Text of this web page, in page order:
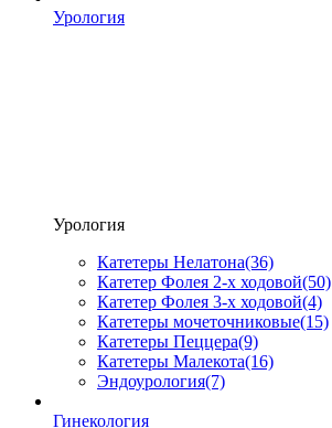
Урология
Урология
Катетеры Нелатона(36)
Катетер Фолея 2-х ходовой(50)
Катетер Фолея 3-х ходовой(4)
Катетеры мочеточниковые(15)
Катетеры Пеццера(9)
Катетеры Малекота(16)
Эндоурология(7)
Гинекология